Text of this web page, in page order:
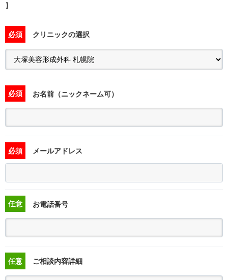
】
必須 クリニックの選択
必須 お名前（ニックネーム可）
必須 メールアドレス
任意 お電話番号
任意 ご相談内容詳細